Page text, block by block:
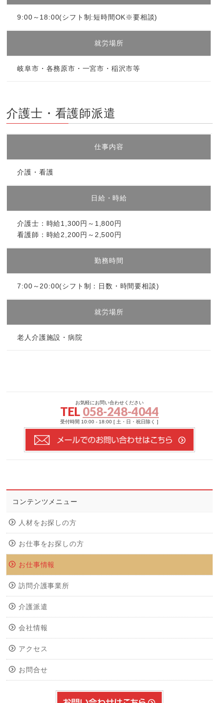
9:00～18:00(シフト制:短時間OK※要相談)
就労場所
岐阜市・各務原市・一宮市・稲沢市等
介護士・看護師派遣
仕事内容
介護・看護
日給・時給
介護士：時給1,300円～1,800円
看護師：時給2,200円～2,500円
勤務時間
7:00～20:00(シフト制：日数・時間要相談)
就労場所
老人介護施設・病院
お気軽にお問い合わせください
TEL 058-248-4044
受付時間 10:00 - 18:00 [ 土・日・祝日除く ]
コンテンツメニュー
人材をお探しの方
お仕事をお探しの方
お仕事情報
訪問介護事業所
介護派遣
会社情報
アクセス
お問合せ